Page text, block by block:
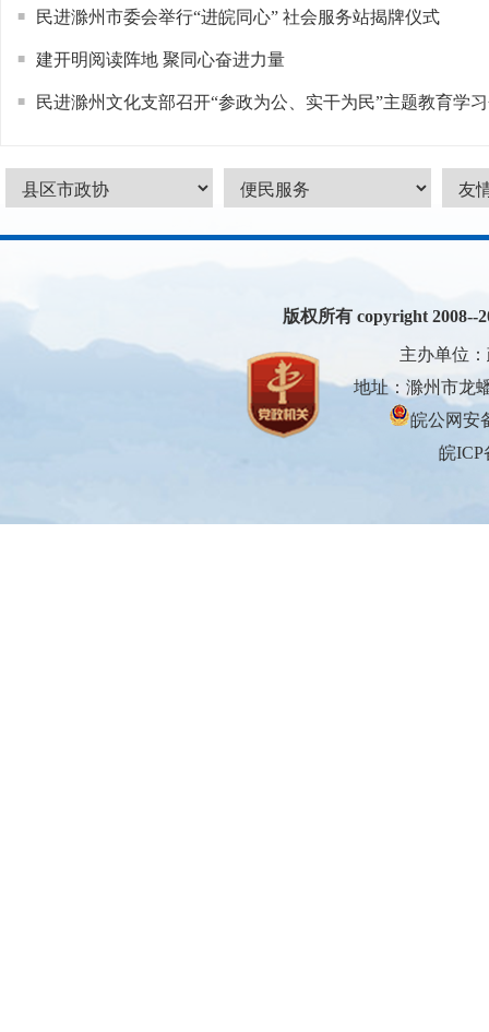
■ 民进滁州市委会举行“进皖同心” 社会服务站揭牌仪式
■ 建开明阅读阵地 聚同心奋进力量
■ 民进滁州文化支部召开“参政为公、实干为民”主题教育学
版权所有 copyright 2008--
主办单位
地址：滁州市龙
皖公网安
皖ICP